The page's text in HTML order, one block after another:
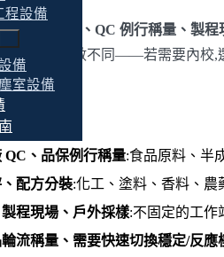
程設備
備
室設備
固定工作站、QC 例行稱量、製程
,這跟三位數不同——若需要內校,
QC、品保例行稱量:食品原料、半
配方分裝:化工、塗料、香料、農
程現場、戶外採樣:不固定的工作
流稱量、需要快速切換穩定/反應